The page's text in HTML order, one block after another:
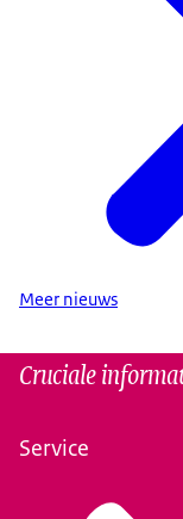
Meer nieuws
Cruciale
Service